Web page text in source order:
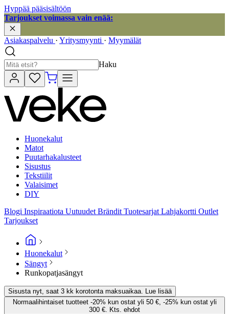
Hyppää pääsisältöön
Tarjoukset voimassa vain enää:
Asiakaspalvelu · Yritysmyynti · Myymälät
Haku
Huonekalut
Matot
Puutarhakalusteet
Sisustus
Tekstiilit
Valaisimet
DIY
Blogi Inspiraatiota Uutuudet Brändit Tuotesarjat Lahjakortti Outlet
Tarjoukset
Huonekalut
Sängyt
Runkopatjasängyt
Sisusta nyt, saat 3 kk korotonta maksuaikaa. Lue lisää
Normaalihintaiset tuotteet -20% kun ostat yli 50 €, -25% kun ostat yli
300 €. Kts. ehdot